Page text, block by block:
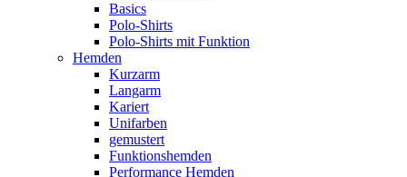
Basics
Polo-Shirts
Polo-Shirts mit Funktion
Hemden
Kurzarm
Langarm
Kariert
Unifarben
gemustert
Funktionshemden
Performance Hemden